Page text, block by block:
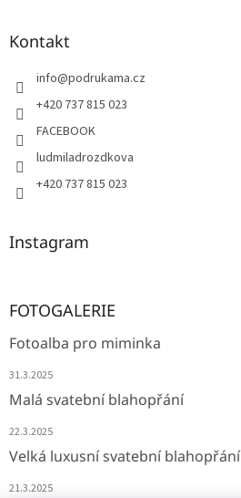
Kontakt
info@podrukama.cz
+420 737 815 023
FACEBOOK
ludmiladrozdkova
+420 737 815 023
Instagram
FOTOGALERIE
Fotoalba pro miminka
31.3.2025
Malá svatební blahopřání
22.3.2025
Velká luxusní svatební blahopřání
21.3.2025